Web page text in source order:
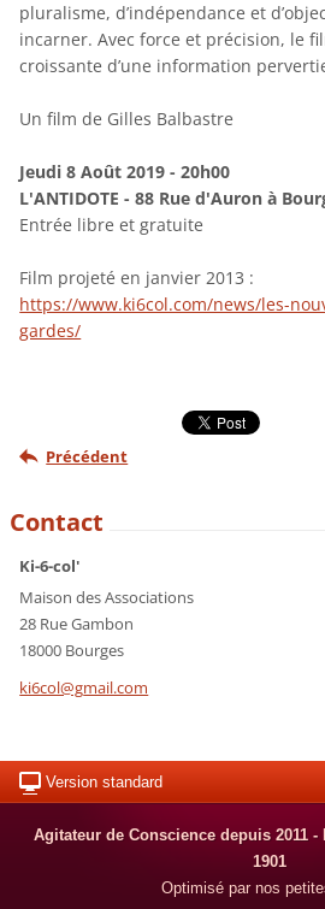
pluralisme, d’indépendance et
incarner. Avec force et précision, le
croissante d’une information
Un film de Gilles Balbastre
Jeudi 8 Août 2019 - 20h00
L'ANTIDOTE - 88 Rue d'Auron à
Entrée libre et gratuite
Film projeté en janvier 2013 :
https://www.ki6col.com/news/les-
gardes/
Précédent
Contact
Ki-6-col'
Maison des Associations
28 Rue Gambon
18000 Bourges
ki6col@gmail.com
Version standard
Agitateur de Conscience depuis 2011
1901
Optimisé par nos